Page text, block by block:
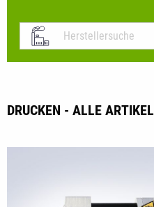
DRUCKEN - ALLE ARTIKEL